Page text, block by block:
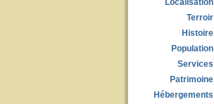
Localisation
Terroir
Histoire
Population
Services
Patrimoine
Hébergements